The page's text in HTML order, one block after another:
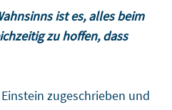
ist es, alles beim
zu hoffen, dass
zugeschrieben und